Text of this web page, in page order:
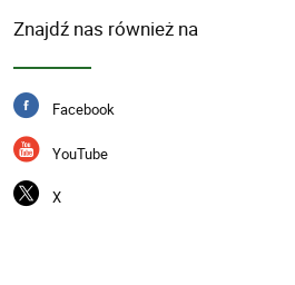
Znajdź nas również na
Facebook
YouTube
X